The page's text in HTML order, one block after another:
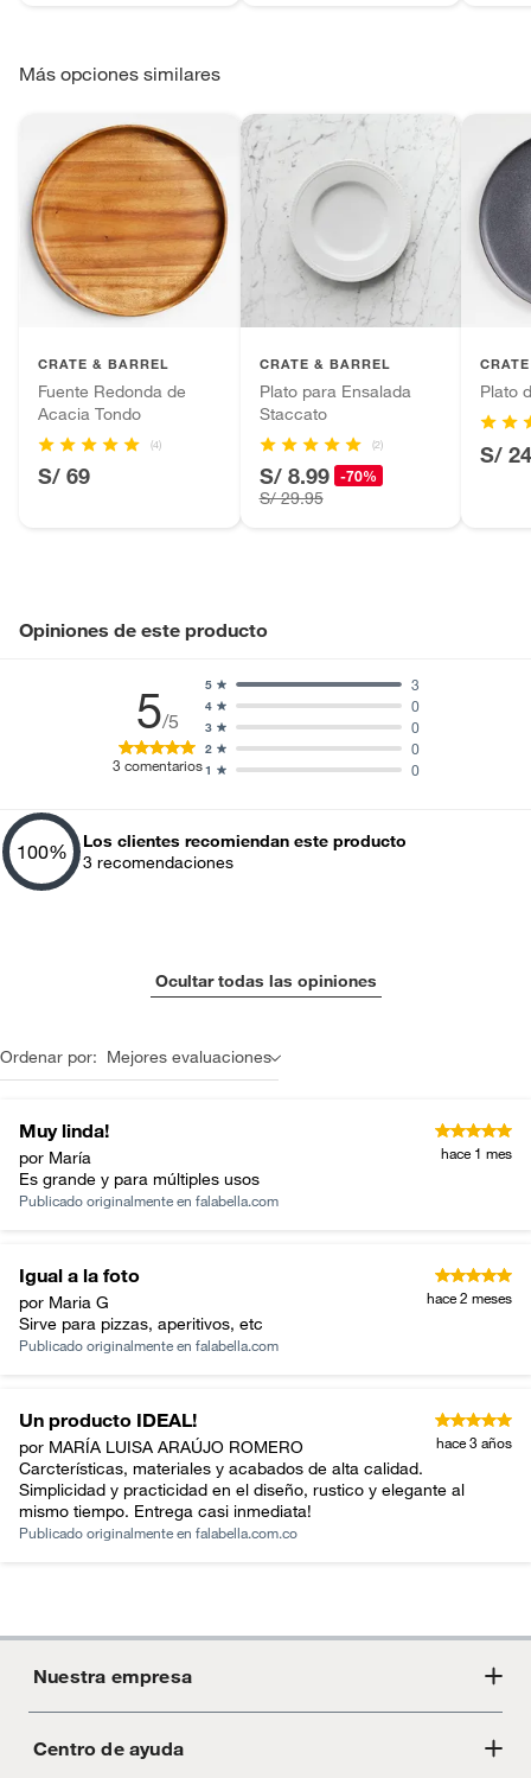
Más opciones similares
CRATE & BARREL
Fuente Redonda de
Acacia Tondo
(4)
S/ 69
CRATE & BARREL
Plato para Ensalada
Staccato
(2)
S/ 8.99 -70%
S/ 29.95
Plato
S/
Opiniones de este producto
5/5
3 comentarios1 0
2 0
3 0
4 0
5 3
100%
Los clientes recomiendan este producto
3 recomendaciones
Ocultar todas las opiniones
Ordenar por: Mejores evaluaciones
Muy linda!
por María hace 1 mes
Es grande y para múltiples usos
Publicado originalmente en falabella.com
Igual a la foto
por Maria G hace 2 meses
Sirve para pizzas, aperitivos, etc
Publicado originalmente en falabella.com
Un producto IDEAL!
por MARÍA LUISA ARAÚJO ROMERO hace 3 años
Carcterísticas, materiales y acabados de alta calidad.
Simplicidad y practicidad en el diseño, rustico y elegante al
mismo tiempo. Entrega casi inmediata!
Publicado originalmente en falabella.com.co
Nuestra empresa
Acerca de Crate
Centro de ayuda